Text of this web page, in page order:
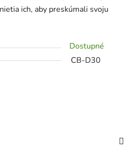
ich, aby preskúmali svoju
Dostupné
CB-D30